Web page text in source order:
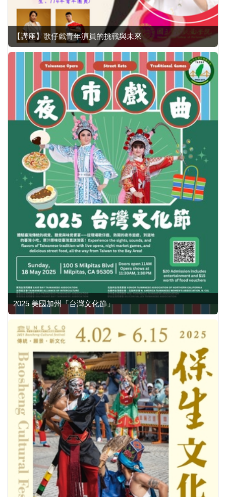
【講座】歌仔戲青年演員的挑戰與未來
2025 美國加州「台灣文化節」